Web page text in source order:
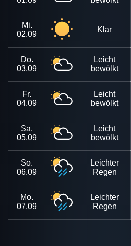
Mi.
02.09
Klar
Do.
03.09
Leicht
bewölkt
Fr.
04.09
Leicht
bewölkt
Sa.
05.09
Leicht
bewölkt
So.
06.09
Leichter
Regen
Mo.
07.09
Leichter
Regen